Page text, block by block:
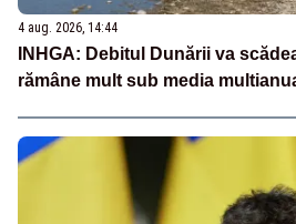
4 aug. 2026, 14:44
INHGA: Debitul Dunării va
rămâne mult sub media